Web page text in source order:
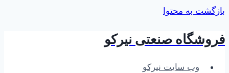
بازگشت به محتوا
فروشگاه صنعتی نیرکو
وب سایت نیرکو